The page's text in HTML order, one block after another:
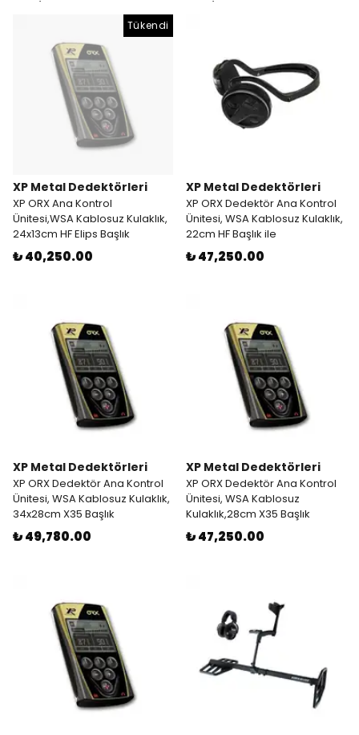
Tükendi
XP Metal Dedektörleri
XP ORX Ana Kontrol
Ünitesi,WSA Kablosuz Kulaklık,
24x13cm HF Elips Başlık
₺ 40,250.00
XP Metal Dedektörleri
XP ORX Dedektör Ana Kontrol
Ünitesi, WSA Kablosuz Kulaklık,
22cm HF Başlık ile
₺ 47,250.00
XP Metal Dedektörleri
XP ORX Dedektör Ana Kontrol
Ünitesi, WSA Kablosuz Kulaklık,
34x28cm X35 Başlık
₺ 49,780.00
XP Metal Dedektörleri
XP ORX Dedektör Ana Kontrol
Ünitesi, WSA Kablosuz
Kulaklık,28cm X35 Başlık
₺ 47,250.00